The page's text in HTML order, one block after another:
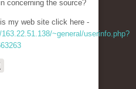
concerning the source?
is my web site click here -
163.22.51.138/~general/userinfo.php?